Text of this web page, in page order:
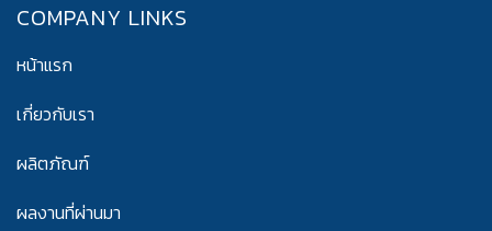
COMPANY LINKS
หน้าแรก
เกี่ยวกับเรา
ผลิตภัณฑ์
ผลงานที่ผ่านมา